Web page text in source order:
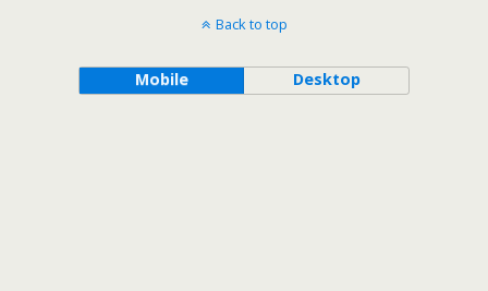
Back to top
Mobile Desktop